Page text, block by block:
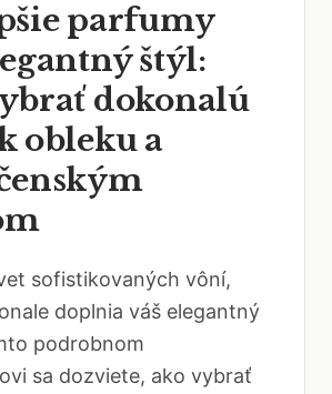
parfumy
štýl:
dokonalú
obleku a
sofistikovaných vôní,
doplnia váš elegantný
podrobnom
sa dozviete, ako vybrať